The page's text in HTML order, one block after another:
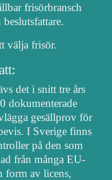
frisörbransch
välja frisör.
det i snitt tre års
dokumenterade
gesällprov för
I Sverige finns
på den som
från många EU-
form av licens,